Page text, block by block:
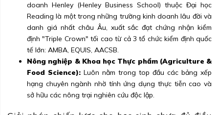
doanh Henley (Henley Business School) thuộc Đại học
Reading là một trong những trường kinh doanh lâu đời và
danh giá nhất châu Âu, xuất sắc đạt chứng nhận kiểm
định "Triple Crown" tối cao từ cả 3 tổ chức kiểm định quốc
tế lớn: AMBA, EQUIS, AACSB.
Nông nghiệp & Khoa học Thực phẩm (Agriculture &
Food Science): Luôn nằm trong top đầu các bảng xếp
hạng chuyên ngành nhờ tính ứng dụng thực tiễn cao và
sở hữu các nông trại nghiên cứu độc lập.